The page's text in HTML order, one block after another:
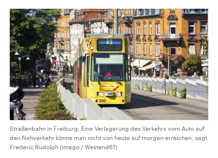
Straßenbahn in Freiburg: Eine Verlagerung des Verkehrs vom Auto auf
den Nahverkehr könne man nicht von heute auf morgen erreichen, sagt
Frederic Rudolph (imago / Westend61)